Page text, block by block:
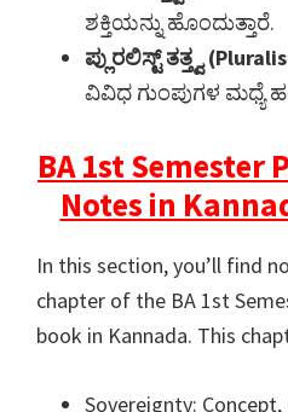
ಶಕ್ತಿಯನ್ನು ಹೊಂದುತ್ತಾರೆ.
ಪ್ಲುರಲಿಸ್ಟ್ ತತ್ತ್ವ
ವಿವಿಧ ಗುಂಪುಗಳ ಮಧ್ಯೆ
BA 1st Semester
Notes in
In this section, you’ll find
chapter of the BA 1st
book in Kannada. This
Sovereignty: